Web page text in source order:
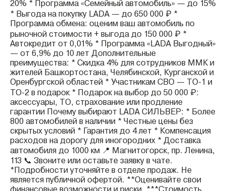
20% * Программа «Семейный автомобиль» — до 15%
* Выгода на покупку LADA — до 650 000 ₽ *
Программа обмена: оценим ваш автомобиль по
рыночной стоимости + выгода до 150 000 ₽ *
Автокредит от 0,01% * Программа «LADA Выгодный»
— от 6,9% до 10 лет Дополнительные
преимущества: * Скидка 4% для сотрудников ММК и
жителей Башкортостана, Челябинской, Курганской и
Оренбургской областей * Участникам СВО — ТО-1 и
ТО-2 в подарок * Подарок на выбор до 50 000 ₽:
аксессуары, ТО, страхование или продление
гарантии Почему выбирают LADA СИЛЬВЕР: * Более
800 автомобилей в наличии * Честные цены без
скрытых условий * Гарантия до 4 лет * Компенсация
расходов на дорогу для иногородних * Доставка
автомобиля до 1000 км 📍 Магнитогорск, пр. Ленина,
113 📞 Звоните или оставьте заявку в чате.
*Подробности уточняйте в отделе продаж. Не
является публичной офертой. **Оценивайте свои